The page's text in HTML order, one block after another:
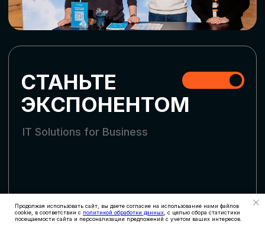
Продолжая использовать сайт, вы даете согласие на использование нами файлов
cookie, в соответствии с политикой обработки данных , с целью сбора статистики
посещаемости сайта и персонализации предложений с учетом ваших интересов.
СТАТЬ УЧАСТНИКОМ